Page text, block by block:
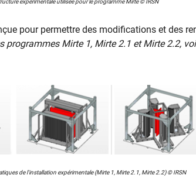
pour permettre des modifications et des
programmes Mirte 1, Mirte 2.1 et Mirte 2.2,
de l'installation expérimentale (Mirte 1, Mirte 2.1, Mirte 2.2) © IRSN